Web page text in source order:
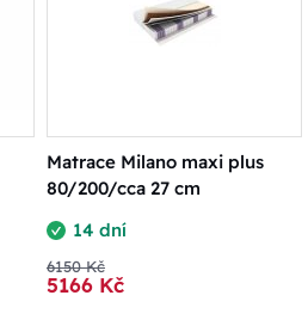
Matrace Milano maxi plus
80/200/cca 27 cm
14 dní
6150 Kč
5166 Kč